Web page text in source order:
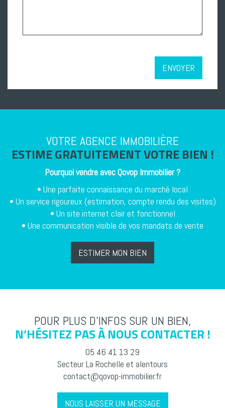
ENVOYER
VOTRE AGENCE IMMOBILIÈRE
ESTIME GRATUITEMENT VOTRE BIEN !
Pourquoi vendre avecQovop Immobilier?
• Une parfaite connaissance du marché local
• Un service rigoureux (estimation, compte rendu des visites)
• Un site internet clair et fonctionnel
• Une communication visible de vos mandats de vente
ESTIMER MON BIEN
POUR PLUS D’INFOS SUR UN BIEN,
N’HÉSITEZ PAS À NOUS CONTACTER !
05 46 41 13 29
Secteur La Rochelle et alentours
contact@qovop-immobilier.fr
NOUS LAISSER UN MESSAGE